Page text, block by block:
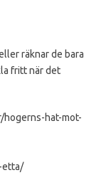
räknar de bara
fritt när det
hat-mot-
etta/